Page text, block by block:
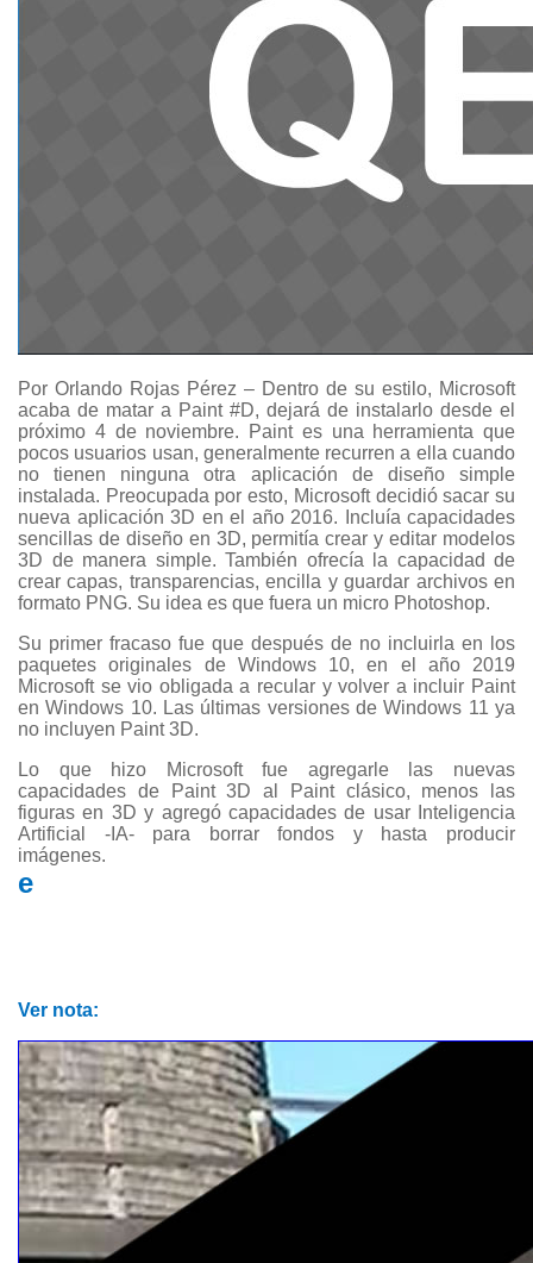
Por Orlando Rojas Pérez – Dentro de su estilo, Microsoft
acaba de matar a Paint #D, dejará de instalarlo desde el
próximo 4 de noviembre. Paint es una herramienta que
pocos usuarios usan, generalmente recurren a ella cuando
no tienen ninguna otra aplicación de diseño simple
instalada. Preocupada por esto, Microsoft decidió sacar su
nueva aplicación 3D en el año 2016. Incluía capacidades
sencillas de diseño en 3D, permitía crear y editar modelos
3D de manera simple. También ofrecía la capacidad de
crear capas, transparencias, encilla y guardar archivos en
formato PNG. Su idea es que fuera un micro Photoshop.
Su primer fracaso fue que después de no incluirla en los
paquetes originales de Windows 10, en el año 2019
Microsoft se vio obligada a recular y volver a incluir Paint
en Windows 10. Las últimas versiones de Windows 11 ya
no incluyen Paint 3D.
Lo que hizo Microsoft fue agregarle las nuevas
capacidades de Paint 3D al Paint clásico, menos las
figuras en 3D y agregó capacidades de usar Inteligencia
Artificial -IA- para borrar fondos y hasta producir
imágenes.
e
Ver nota: